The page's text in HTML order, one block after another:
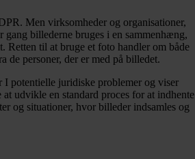
Men virksomheder og organisationer,
gang billederne bruges i en sammenhæng,
Retten til at bruge et foto handler om både
de personer, der er med på billedet.
potentielle juridiske problemer og viser
udvikle en standard proces for at indhente
og situationer, hvor billeder indsamles og